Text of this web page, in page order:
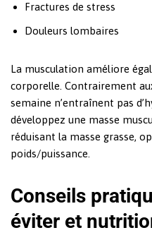
Fractures de stress
Douleurs lombaires
La musculation améliore
corporelle. Contrairement
semaine n’entraînent pas
développez une masse
réduisant la masse grasse,
poids/puissance.
Conseils
éviter et